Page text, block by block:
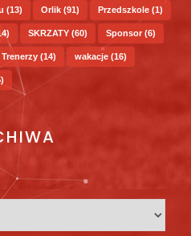
(13) Orlik (91) Przedszkole (1)
SKRZATY (60) Sponsor (6)
Trenerzy (14) wakacje (16)